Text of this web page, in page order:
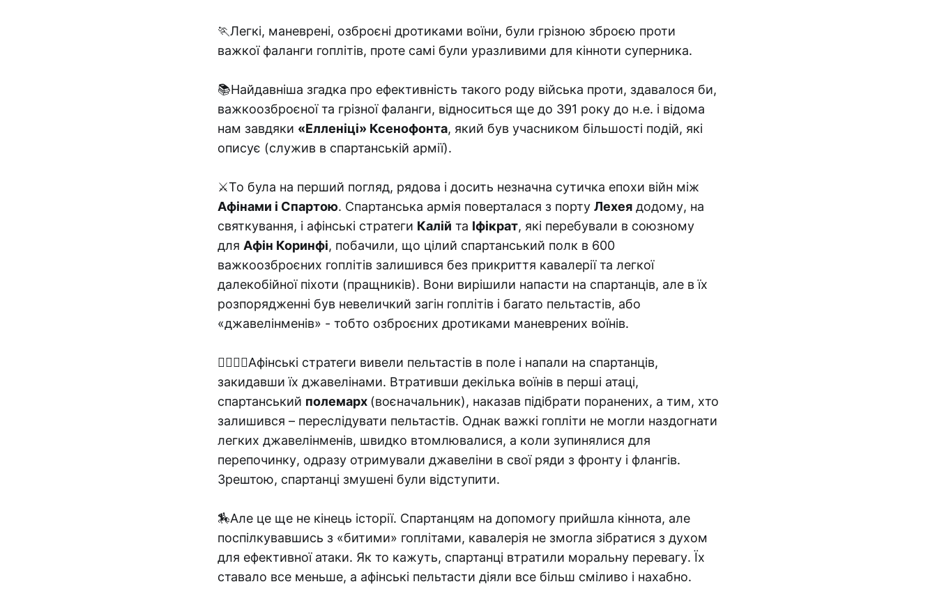
🏃Легкі, маневрені, озброєні дротиками воїни, були грізною зброєю проти
важкої фаланги гоплітів, проте самі були уразливими для кінноти суперника.
📚Найдавніша згадка про ефективність такого роду війська проти, здавалося би,
важкоозброєної та грізної фаланги, відноситься ще до 391 року до н.е. і відома
нам завдяки «Елленіці» Ксенофонта, який був учасником більшості подій, які
описує (служив в спартанській армії).
⚔️То була на перший погляд, рядова і досить незначна сутичка епохи війн між
Афінами і Спартою. Спартанська армія поверталася з порту Лехея додому, на
святкування, і афінські стратеги Калій та Іфікрат, які перебували в союзному
для Афін Коринфі, побачили, що цілий спартанський полк в 600
важкоозброєних гоплітів залишився без прикриття кавалерії та легкої
далекобійної піхоти (пращників). Вони вирішили напасти на спартанців, але в їх
розпорядженні був невеличкий загін гоплітів і багато пельтастів, або
«джавелінменів» - тобто озброєних дротиками маневрених воїнів.
🏃‍♂️🏃‍♂️Афінські стратеги вивели пельтастів в поле і напали на спартанців,
закидавши їх джавелінами. Втративши декілька воїнів в перші атаці,
спартанський полемарх (воєначальник), наказав підібрати поранених, а тим, хто
залишився – переслідувати пельтастів. Однак важкі гопліти не могли наздогнати
легких джавелінменів, швидко втомлювалися, а коли зупинялися для
перепочинку, одразу отримували джавеліни в свої ряди з фронту і флангів.
Зрештою, спартанці змушені були відступити.
🏇Але це ще не кінець історії. Спартанцям на допомогу прийшла кіннота, але
поспілкувавшись з «битими» гоплітами, кавалерія не змогла зібратися з духом
для ефективної атаки. Як то кажуть, спартанці втратили моральну перевагу. Їх
ставало все меньше, а афінські пельтасти діяли все більш сміливо і нахабно.